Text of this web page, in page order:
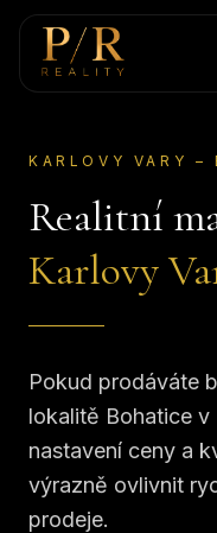
KARLOVY VARY –
Realitní
Karlovy
Pokud prodáváte
lokalitě Bohatice v
nastavení ceny a
výrazně ovlivnit
prodeje.